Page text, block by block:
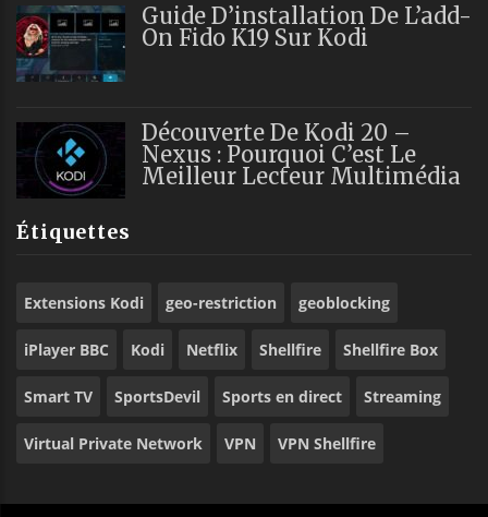
Guide D’installation De L’add-
On Fido K19 Sur Kodi
Découverte De Kodi 20 –
Nexus : Pourquoi C’est Le
Meilleur Lecteur Multimédia
Étiquettes
Extensions Kodi geo-restriction geoblocking
iPlayer BBC Kodi Netflix Shellfire Shellfire Box
Smart TV SportsDevil Sports en direct Streaming
Virtual Private Network VPN VPN Shellfire